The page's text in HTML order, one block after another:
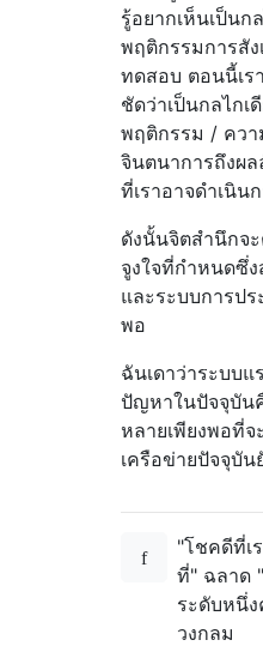
รู้อยากเห็นเป็นก
พฤติกรรมการสัง
ทดสอบ ตอนนี้เร
ชัดว่าเป็นกลไก
พฤติกรรม / ควา
จินตนาการถึงผ
ที่เราอาจดำเนิน
ดังนั้นจิตสำนึกจ
จูงใจที่กำหนดซึ่
และระบบการป
พอ
ฉันเดาว่าระบบแ
ปัญหาในปัจจุบัน
หลายเพียงพอที่
เครือข่ายปัจจุบั
"โชคดีที่เ
ที่" ฉลาด
ระดับหนึ่
วงกลม